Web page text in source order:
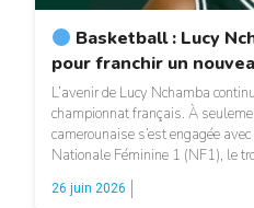
Basketball : Lucy
pour franchir un
L’avenir de Lucy Nchamba
championnat français. À
camerounaise s’est engagée
Nationale Féminine 1 (NF1), le
féminin français. Championne
Flammes Carolo de Charleville-
26 juin 2026